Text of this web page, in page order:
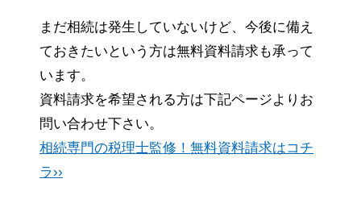
まだ相続は発生していないけど、今後に備え
ておきたいという方は無料資料請求も承って
います。
資料請求を希望される方は下記ページよりお
問い合わせ下さい。
相続専門の税理士監修！無料資料請求はコチ
ラ››